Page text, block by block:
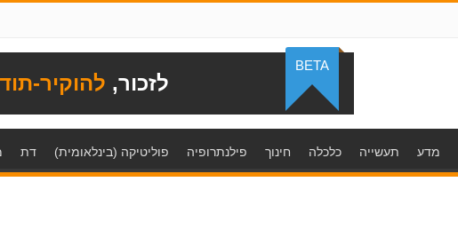
לזכור, להוקיר-
BETA
מדע תעשייה כלכלה חינוך פילנתרופיה פוליטיקה (בינלאומית) דת